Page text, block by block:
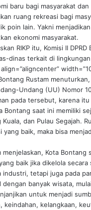
baru bagi masyarakat
ruang rekreasi bagi
poin lain. Yakni
ekonomi masyarakat.
RIKP itu, Komisi II
dinas terkait di
Rustam
Undang (UU) Nomor
pada tersebut, karena
Bontang saat ini memiliki
Kuala, dan Pulau Segajah.
baik, maka bisa
menjelaskan, Kota
baik jika dikelola
industri, tetapi juga pada
dengan banyak wisata,
untuk menjadi
keindahan, kelangkaan,